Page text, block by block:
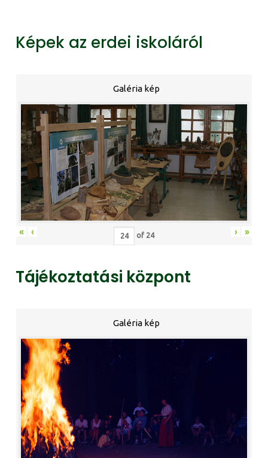
Képek az erdei iskoláról
Galéria kép
« ‹ of 24 › »
Tájékoztatási központ
Galéria kép